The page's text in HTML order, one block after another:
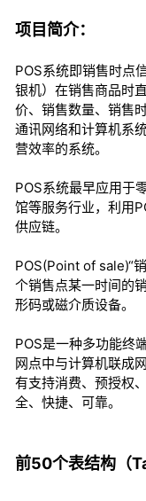
项目简介：
POS系统即销售时点
银机）在销售商品时
价、销售数量、销售
通讯网络和计算机系
营效率的系统。
POS系统最早应用于
馆等服务行业，利用
供应链。
POS(Point of sale)“
个销售点某一时间的
形码或磁介质设备。
POS是一种多功能终
网点中与计算机联成
有支持消费、预授权
全、快捷、可靠。
前50个表结构（